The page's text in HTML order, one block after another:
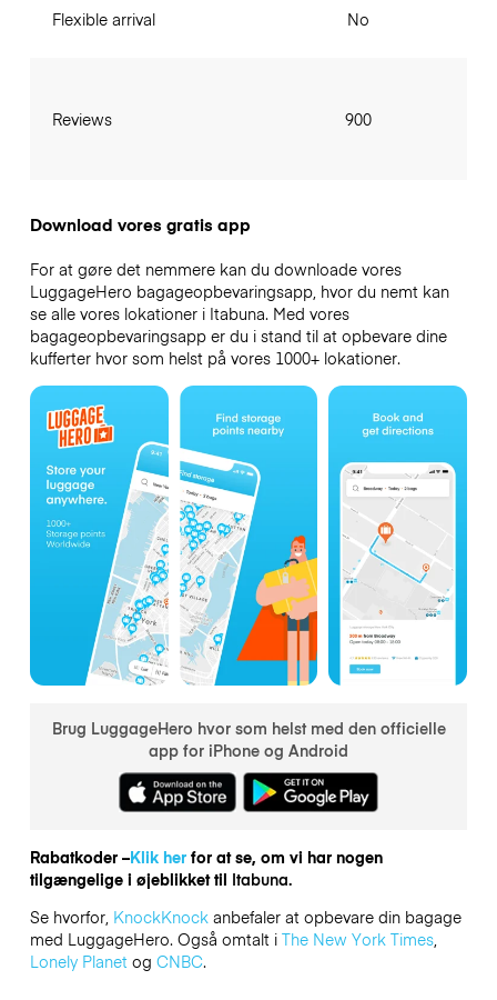
Flexible arrival
Reviews
No
900
Download vores gratis app
For at gøre det nemmere kan du downloade vores
LuggageHero bagageopbevaringsapp, hvor du nemt kan
se alle vores lokationer i Itabuna. Med vores
bagageopbevaringsapp er du i stand til at opbevare dine
kufferter hvor som helst på vores 1000+ lokationer.
Brug LuggageHero hvor som helst med den officielle
app for iPhone og Android
Rabatkoder –Klik herfor at se, om vi har nogen
tilgængelige i øjeblikket til Itabuna.
Se hvorfor, KnockKnockanbefaler at opbevare din bagage
med LuggageHero. Også omtalt i The New York Times,
Lonely Planetog CNBC.